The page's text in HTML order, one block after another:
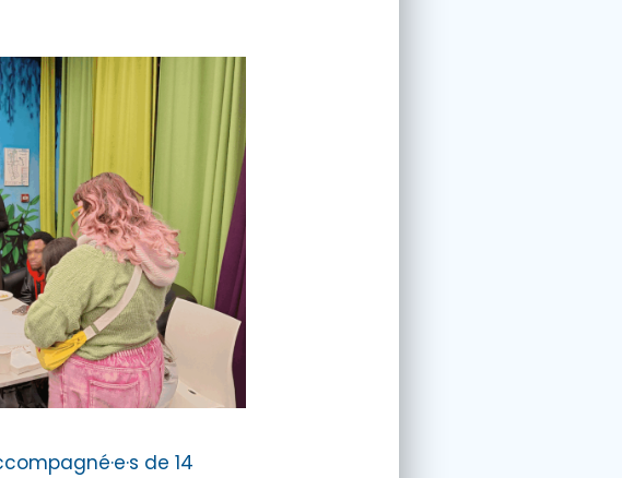
de 14